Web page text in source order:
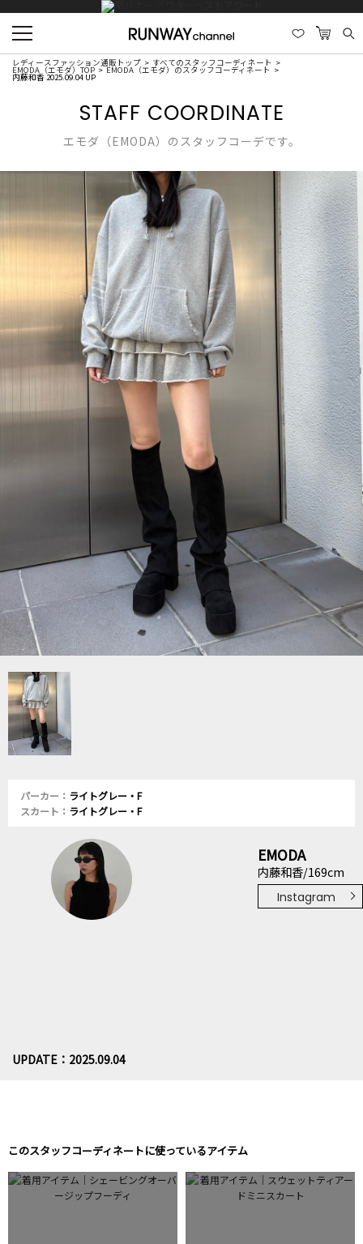
レディースファッション通販トップ すべてのスタッフコーディネート
EMODA（エモダ）TOP EMODA（エモダ）のスタッフコーディネート
内藤和香 2025.09.04 UP
STAFF COORDINATE
エモダ（EMODA）のスタッフコーデです。
パーカー： ライトグレー・F
スカート： ライトグレー・F
EMODA
内藤和香/169cm
Instagram
UPDATE：2025.09.04
このスタッフコーディネートに使っているアイテム